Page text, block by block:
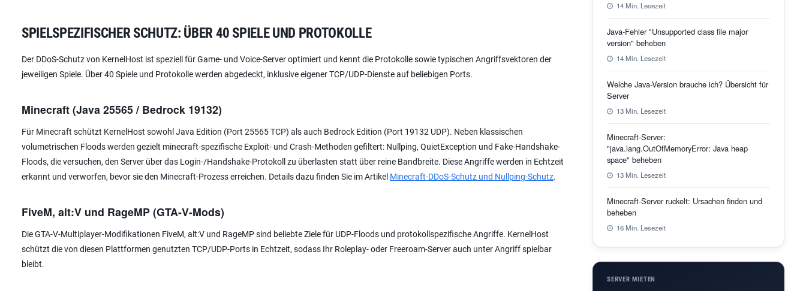
SPIELSPEZIFISCHER SCHUTZ: ÜBER 40 SPIELE UND PROTOKOLLE
Der DDoS-Schutz von KernelHost ist speziell für Game- und Voice-Server optimiert und kennt die Protokolle sowie typischen Angriffsvektoren der
jeweiligen Spiele. Über 40 Spiele und Protokolle werden abgedeckt, inklusive eigener TCP/UDP-Dienste auf beliebigen Ports.
Minecraft (Java 25565 / Bedrock 19132)
Für Minecraft schützt KernelHost sowohl Java Edition (Port 25565 TCP) als auch Bedrock Edition (Port 19132 UDP). Neben klassischen
volumetrischen Floods werden gezielt minecraft-spezifische Exploit- und Crash-Methoden gefiltert: Nullping, QuietException und Fake-Handshake-
Floods, die versuchen, den Server über das Login-/Handshake-Protokoll zu überlasten statt über reine Bandbreite. Diese Angriffe werden in Echtzeit
erkannt und verworfen, bevor sie den Minecraft-Prozess erreichen. Details dazu finden Sie im Artikel Minecraft-DDoS-Schutz und Nullping-Schutz.
FiveM, alt:V und RageMP (GTA-V-Mods)
Die GTA-V-Multiplayer-Modifikationen FiveM, alt:V und RageMP sind beliebte Ziele für UDP-Floods und protokollspezifische Angriffe. KernelHost
schützt die von diesen Plattformen genutzten TCP/UDP-Ports in Echtzeit, sodass Ihr Roleplay- oder Freeroam-Server auch unter Angriff spielbar
bleibt.
14 Min. Lesezeit
Java-Fehler "Unsupported class file major
version" beheben
14 Min. Lesezeit
Welche Java-Version brauche ich? Übersicht für
Server
13 Min. Lesezeit
Minecraft-Server:
"java.lang.OutOfMemoryError: Java heap
space" beheben
13 Min. Lesezeit
Minecraft-Server ruckelt: Ursachen finden und
beheben
16 Min. Lesezeit
SERVER MIETEN